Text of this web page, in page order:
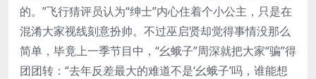
的。”飞行猜评员认为“绅士”内心住着个小公主，只是在
混淆大家视线刻意扮帅。不过巫启贤却觉得事情没那么
简单，毕竟上一季节目中，“幺蛾子”周深就把大家“骗”得
团团转：“去年反差最大的难道不是‘幺蛾子’吗，谁能想